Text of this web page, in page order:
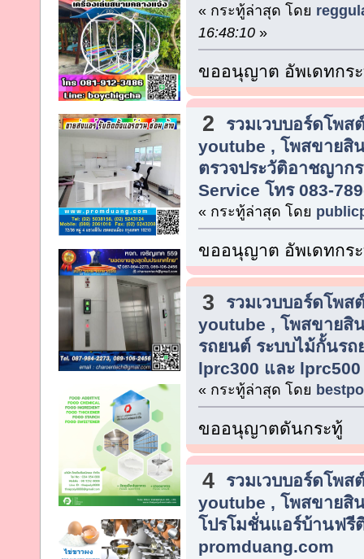
« กระทู้ล่าสุด โดย
16:48:10»
ขออนุญาต อัพเดทกร
2
รวมเวบบอร์ดโพส
youtube , โพสขายสิ
ตรวจประวัติอาชญาก
Service โทร 083-
« กระทู้ล่าสุด โดย
ขออนุญาต อัพเดทกร
3
รวมเวบบอร์ดโพส
youtube , โพสขายสิ
รถยนต์ ระบบไม้กั้นร
lprc300 และ lprc500
« กระทู้ล่าสุด โดย
ขออนุญาตดันกระทู้
4
รวมเวบบอร์ดโพส
youtube , โพสขายสิ
โปรโมชั่นแอร์บ้านฟรี
promduang.com